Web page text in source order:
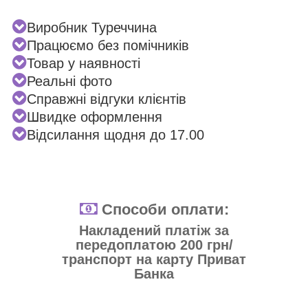
Виробник Туреччина
Працюємо без помічників
Товар у наявності
Реальні фото
Справжні відгуки клієнтів
Швидке оформлення
Відсилання щодня до 17.00
Способи оплати:
Накладений платіж за
передоплатою 200 грн/
транспорт на карту Приват
Банка